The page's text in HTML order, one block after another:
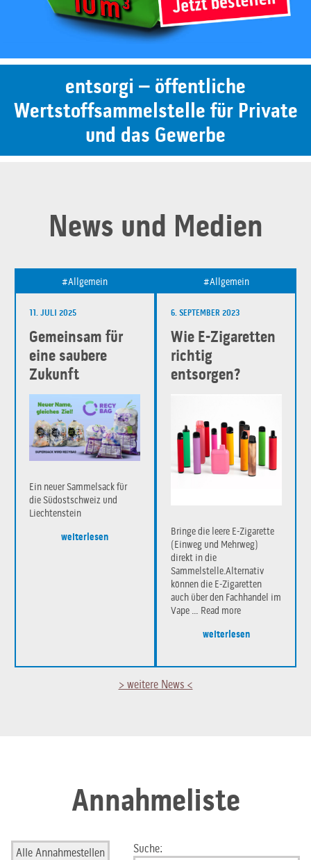
entsorgi – öffentliche
Wertstoffsammelstelle für Private
und das Gewerbe
News und Medien
Gemeinsam für
eine saubere
Zukunft
11. JULI 2025
Ein neuer Sammelsack für
die Südostschweiz und
Liechtenstein
weiterlesen
Allgemein
Wie E-Zigaretten
richtig
entsorgen?
6. SEPTEMBER 2023
Bringe die leere E-Zigarette
(Einweg und Mehrweg)
direkt in die
Sammelstelle.Alternativ
können die E-Zigaretten
auch über den Fachhandel im
Vape … Read more
weiterlesen
Allgemein
> weitere News <
Annahmeliste
Alle Annahmestellen
Suche: